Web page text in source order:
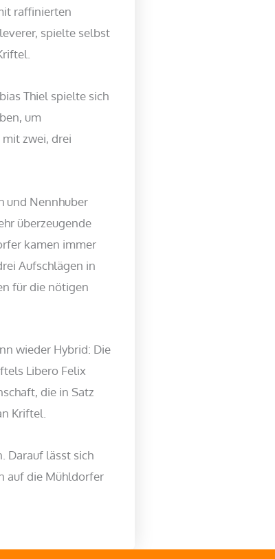
raffinierten
spielte selbst
Thiel spielte sich
um
zwei, drei
und Nennhuber
überzeugende
kamen immer
Aufschlägen in
für die nötigen
wieder Hybrid: Die
Libero Felix
die in Satz
Kriftel.
Darauf lässt sich
auf die Mühldorfer